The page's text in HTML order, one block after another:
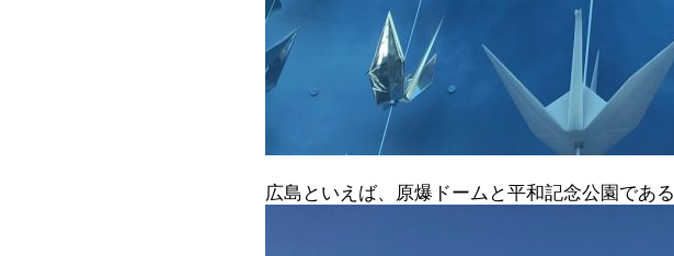
広島といえば、原爆ドームと平和記念公園であ